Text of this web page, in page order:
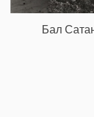
Бал